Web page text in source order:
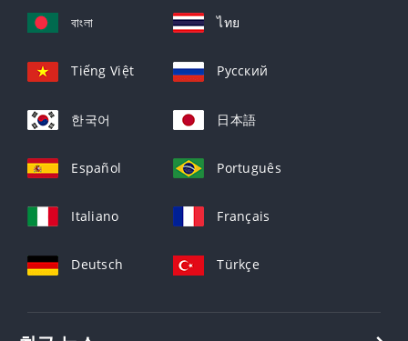
বাংলা ไทย
Tiếng Việt Русский
한국어 日本語
Español Português
Italiano Français
Deutsch Türkçe